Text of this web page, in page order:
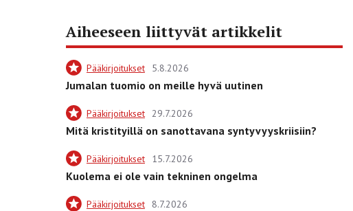
Aiheeseen liittyvät artikkelit
Pääkirjoitukset 5.8.2026
Jumalan tuomio on meille hyvä uutinen
Pääkirjoitukset 29.7.2026
Mitä kristityillä on sanottavana syntyvyyskriisiin?
Pääkirjoitukset 15.7.2026
Kuolema ei ole vain tekninen ongelma
Pääkirjoitukset 8.7.2026